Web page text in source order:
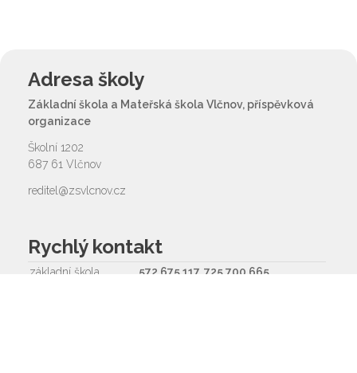
Adresa školy
Základní škola a Mateřská škola Vlčnov, příspěvková
organizace
Školní 1202
687 61 Vlčnov
reditel@zsvlcnov.cz
Rychlý kontakt
základní škola
572 675 117, 725 700 665